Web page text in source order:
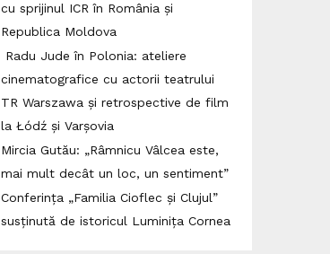
cu sprijinul ICR în România și
Republica Moldova
Radu Jude în Polonia: ateliere
cinematografice cu actorii teatrului
TR Warszawa și retrospective de film
la Łódź și Varșovia
Mircia Gutău: „Râmnicu Vâlcea este,
mai mult decât un loc, un sentiment”
Conferința „Familia Cioflec și Clujul”
susținută de istoricul Luminița Cornea